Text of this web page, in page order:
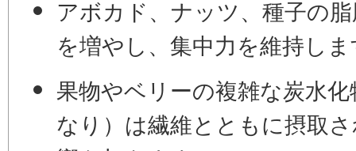
アボカド、ナッツ、種子の
を増やし、集中力を維持し
果物やベリーの複雑な炭水化
なり）は繊維とともに摂取